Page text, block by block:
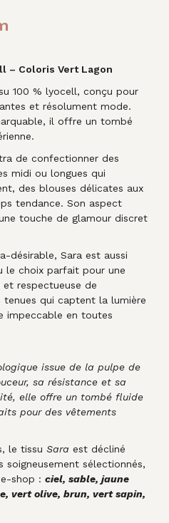
:
– Coloris Vert Lagon
100 % lyocell, conçu pour
et résolument mode.
il offre un tombé
de confectionner des
midi ou longues qui
des blouses délicates aux
tendance. Son aspect
touche de glamour discret
désirable, Sara est aussi
le choix parfait pour une
respectueuse de
tenues qui captent la lumière
impeccable en toutes
issue de la pulpe de
sa résistance et sa
elle offre un tombé fluide
pour des vêtements
le tissu Sara est décliné
sélectionnés,
shop : ciel, sable, jaune
vert olive, brun, vert sapin,